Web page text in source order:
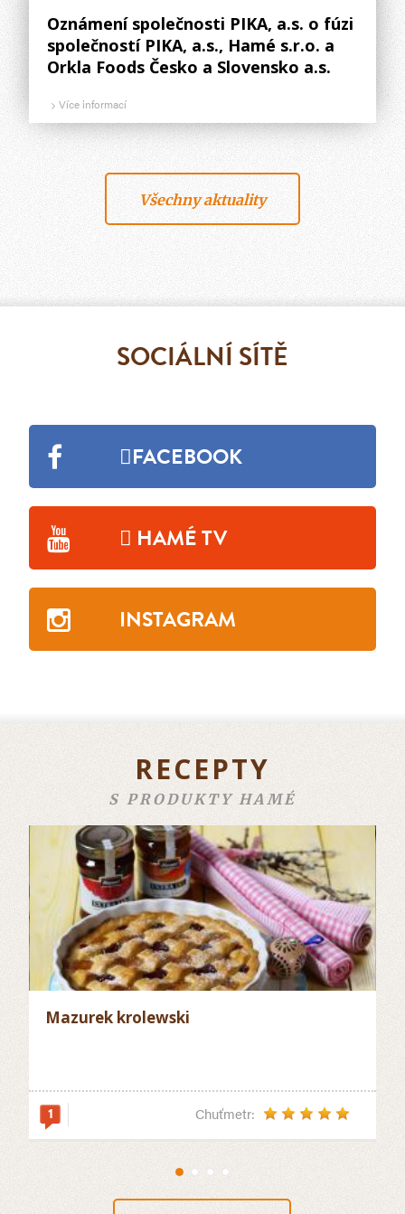
Oznámení společnosti PIKA, a.s. o fúzi
společností PIKA, a.s., Hamé s.r.o. a
Orkla Foods Česko a Slovensko a.s.
Více informací
Všechny aktuality
SOCIÁLNÍ SÍTĚ
FACEBOOK
HAMÉ TV
INSTAGRAM
RECEPTY
S PRODUKTY HAMÉ
Mazurek krolewski
1 Chuťmetr: